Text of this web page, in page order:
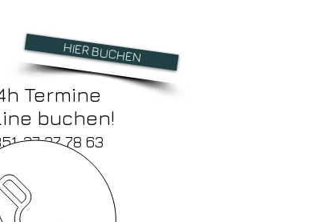
HIER BUCHEN
Termine
buchen!
27 37 78 63